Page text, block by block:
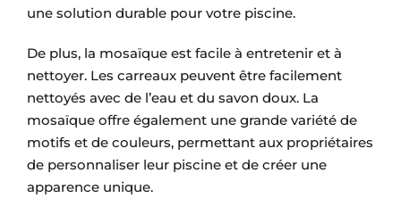
une solution durable pour votre piscine.
De plus, la mosaïque est facile à entretenir et à
nettoyer. Les carreaux peuvent être facilement
nettoyés avec de l’eau et du savon doux. La
mosaïque offre également une grande variété de
motifs et de couleurs, permettant aux propriétaires
de personnaliser leur piscine et de créer une
apparence unique.